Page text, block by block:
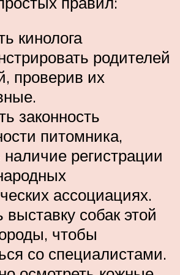
кинолога
родителей
проверив их
законность
питомника,
наличие регистрации
ассоциациях.
выставку собак этой
чтобы
со специалистами.